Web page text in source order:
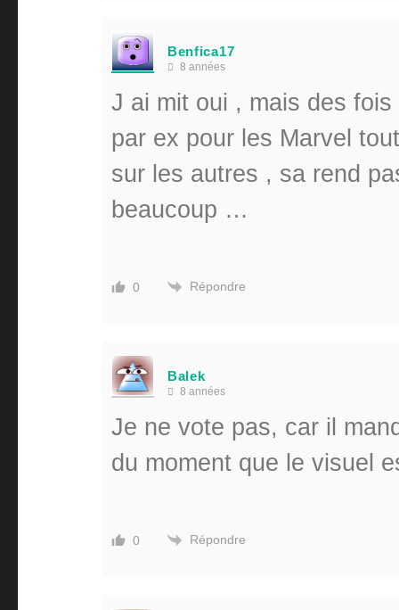
Benfica17
8 années
J ai mit oui , mais des
par ex pour les Marvel
sur les autres , sa rend
beaucoup …
0 Répondre
Balek
8 années
Je ne vote pas, car il
du moment que le visuel
0 Répondre